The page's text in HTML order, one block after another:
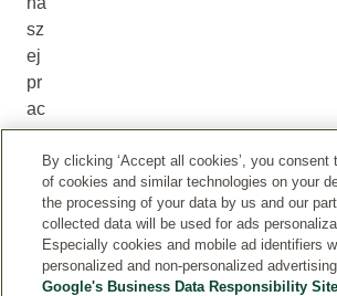
sz
ej
pr
ac
y.
wt
ze
By clicking ‘Accept all cookies’, you consent
of cookies and similar technologies on your
the processing of your data by us and our
collected data will be used for ads
Especially cookies and mobile ad identifiers
personalized and non-personalized
Google's Business Data Responsibility Site